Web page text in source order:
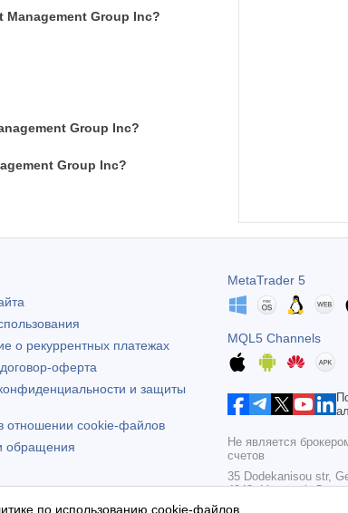
Group Inc?
Group Inc?
Group Inc?
о рекуррентных платежах
оферта
и защиты
отношении cookie-файлов
обращения
MetaTrader 5
MQL5 Channels
Не является
счетов
35 Dodekanisou str,
4043, Limassol,
по использованию cookie-файлов.